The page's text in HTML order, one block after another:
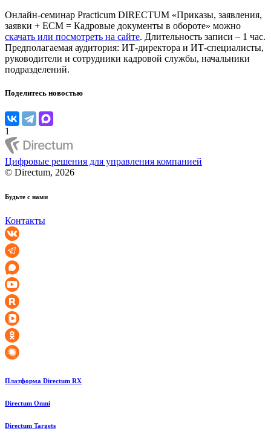
Онлайн-семинар Practicum DIRECTUM «Приказы, заявления,
заявки + ECM = Кадровые документы в обороте» можно
скачать или посмотреть на сайте. Длительность записи – 1 час.
Предполагаемая аудитория: ИТ-директора и ИТ-специалисты,
руководители и сотрудники кадровой службы, начальники
подразделений.
Поделитесь новостью
1
Цифровые решения для управления компанией
© Directum, 2026
Будьте с нами
Контакты
Платформа Directum RX
Directum Omni
Directum Targets